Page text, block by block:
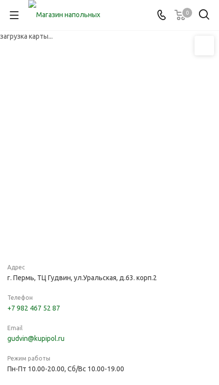
0
загрузка карты...
Адрес
г. Пермь, ТЦ Гудвин, ул.Уральская, д.63. корп.2
Телефон
+7 982 467 52 87
Email
gudvin@kupipol.ru
Режим работы
Пн-Пт 10.00-20.00, Сб/Вс 10.00-19.00